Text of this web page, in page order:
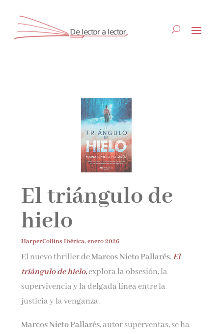
El triángulo de
hielo
HarperCollins Ibérica, enero 2026
El nuevo thriller deMarcos Nieto Pallarés,El
triángulo de hielo,explora la obsesión, la
supervivencia y la delgada línea entre la
justicia y la venganza.
Marcos Nieto Pallarés, autor superventas, se ha
¡Suscríbete y No Te Pierdas Nada!
literatura y recibe las últimas noticias y reseñas
directamente en tu bandeja de entrada.
Nombre*